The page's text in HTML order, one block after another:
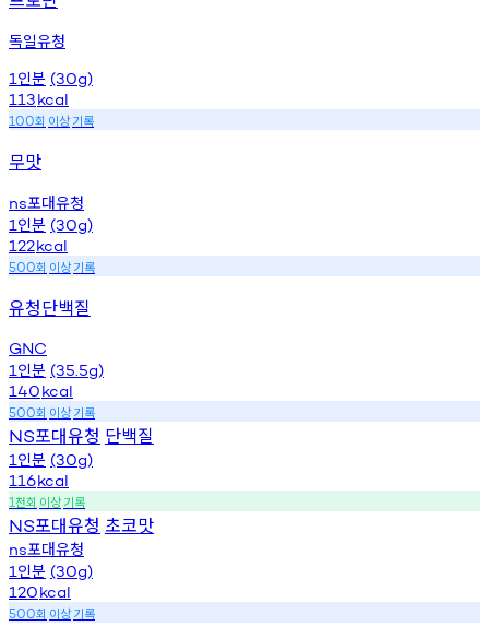
독일유청
1 인분 (30g)
113kcal
100회 이상기록
무맛
ns포대유청
1 인분 (30g)
122kcal
500회 이상기록
유청단백질
GNC
1 인분 (35.5g)
140kcal
500회 이상기록
NS포대유청 단백질
1 인분 (30g)
116kcal
1천회 이상기록
NS포대유청 초코맛
ns포대유청
1 인분 (30g)
120kcal
500회 이상기록